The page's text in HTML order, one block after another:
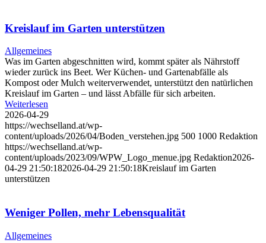
Kreislauf im Garten unterstützen
Allgemeines
Was im Garten abgeschnitten wird, kommt später als Nährstoff
wieder zurück ins Beet. Wer Küchen- und Gartenabfälle als
Kompost oder Mulch weiterverwendet, unterstützt den natürlichen
Kreislauf im Garten – und lässt Abfälle für sich arbeiten.
Weiterlesen
2026-04-29
https://wechselland.at/wp-
content/uploads/2026/04/Boden_verstehen.jpg 500 1000 Redaktion
https://wechselland.at/wp-
content/uploads/2023/09/WPW_Logo_menue.jpg Redaktion2026-
04-29 21:50:182026-04-29 21:50:18Kreislauf im Garten
unterstützen
Weniger Pollen, mehr Lebensqualität
Allgemeines